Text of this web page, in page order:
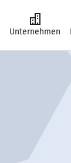
Unternehmen